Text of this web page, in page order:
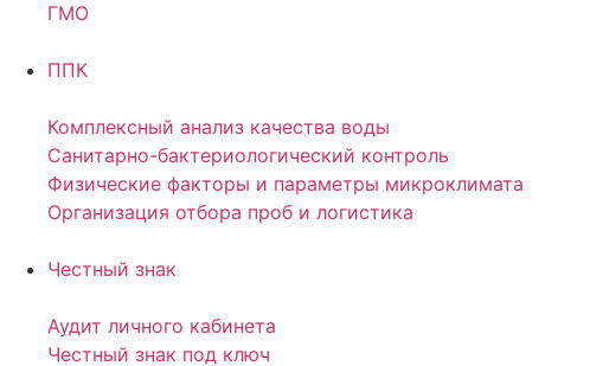
ГМО
ППК
Комплексный анализ качества воды
Санитарно-бактериологический контроль
Физические факторы и параметры микроклимата
Организация отбора проб и логистика
Честный знак
Аудит личного кабинета
Честный знак под ключ